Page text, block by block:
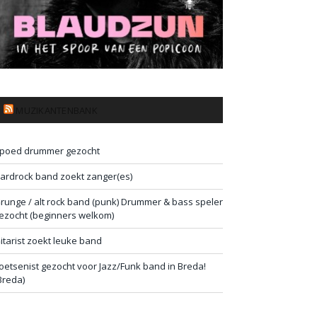
drummer gezocht
band zoekt zanger(es)
/ alt rock band (punk) Drummer & bass speler
(beginners welkom)
zoekt leuke band
gezocht voor Jazz/Funk band in Breda!